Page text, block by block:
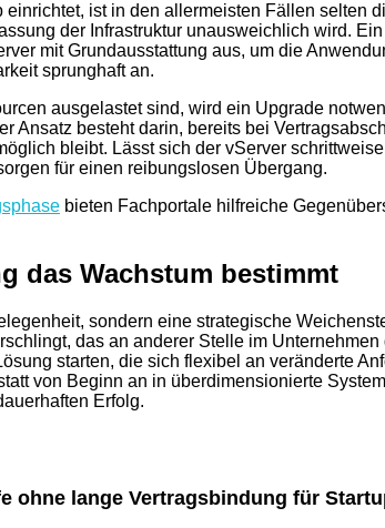
ist in den allermeisten Fällen selten
der Infrastruktur unausweichlich wird.
mit Grundausstattung aus, um die
sprunghaft an.
ausgelastet sind, wird ein Upgrade
Ansatz besteht darin, bereits bei
bleibt. Lässt sich der vServer
für einen reibungslosen Übergang.
bieten Fachportale hilfreiche
das Wachstum bestimmt
sondern eine strategische
das an anderer Stelle im
starten, die sich flexibel an veränderte
von Beginn an in überdimensionierte
Erfolg.
ohne lange Vertragsbindung für